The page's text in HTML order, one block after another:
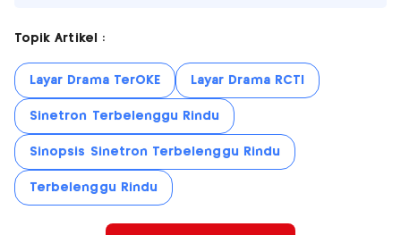
Topik Artikel :
Layar Drama TerOKE Layar Drama RCTI
Sinetron Terbelenggu Rindu
Sinopsis Sinetron Terbelenggu Rindu
Terbelenggu Rindu